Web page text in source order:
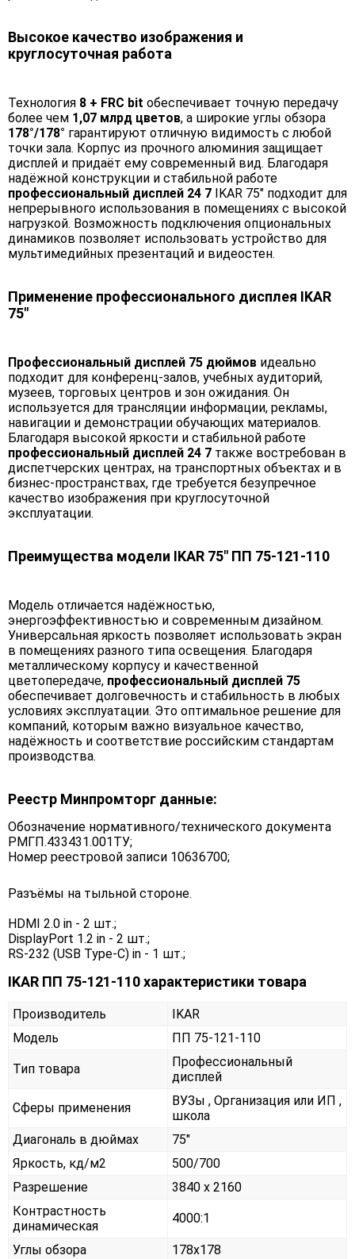
Высокое качество изображения и
круглосуточная работа
Технология 8 + FRC bit обеспечивает точную передачу
более чем 1,07 млрд цветов, а широкие углы обзора
178°/178° гарантируют отличную видимость с любой
точки зала. Корпус из прочного алюминия защищает
дисплей и придаёт ему современный вид. Благодаря
надёжной конструкции и стабильной работе
профессиональный дисплей 24 7 IKAR 75" подходит для
непрерывного использования в помещениях с высокой
нагрузкой. Возможность подключения опциональных
динамиков позволяет использовать устройство для
мультимедийных презентаций и видеостен.
Применение профессионального дисплея IKAR
75"
Профессиональный дисплей 75 дюймов идеально
подходит для конференц-залов, учебных аудиторий,
музеев, торговых центров и зон ожидания. Он
используется для трансляции информации, рекламы,
навигации и демонстрации обучающих материалов.
Благодаря высокой яркости и стабильной работе
профессиональный дисплей 24 7 также востребован в
диспетчерских центрах, на транспортных объектах и в
бизнес-пространствах, где требуется безупречное
качество изображения при круглосуточной
эксплуатации.
Преимущества модели IKAR 75" ПП 75-121-110
Модель отличается надёжностью,
энергоэффективностью и современным дизайном.
Универсальная яркость позволяет использовать экран
в помещениях разного типа освещения. Благодаря
металлическому корпусу и качественной
цветопередаче, профессиональный дисплей 75
обеспечивает долговечность и стабильность в любых
условиях эксплуатации. Это оптимальное решение для
компаний, которым важно визуальное качество,
надёжность и соответствие российским стандартам
производства.
Реестр Минпромторг данные:
Обозначение нормативного/технического документа
РМГП.433431.001ТУ;
Номер реестровой записи 10636700;
Разъёмы на тыльной стороне.
HDMI 2.0 in - 2 шт.;
DisplayPort 1.2 in - 2 шт.;
RS-232 (USB Type-C) in - 1 шт.;
IKAR ПП 75-121-110 характеристики товара
Производитель
IKAR
Модель
ПП 75-121-110
Тип товара
Профессиональный
дисплей
Сферы применения
ВУЗы , Организация или ИП ,
школа
Диагональ в дюймах
75"
Яркость, кд/м2
500/700
Разрешение
3840 x 2160
Контрастность
динамическая
4000:1
Углы обзора
178x178